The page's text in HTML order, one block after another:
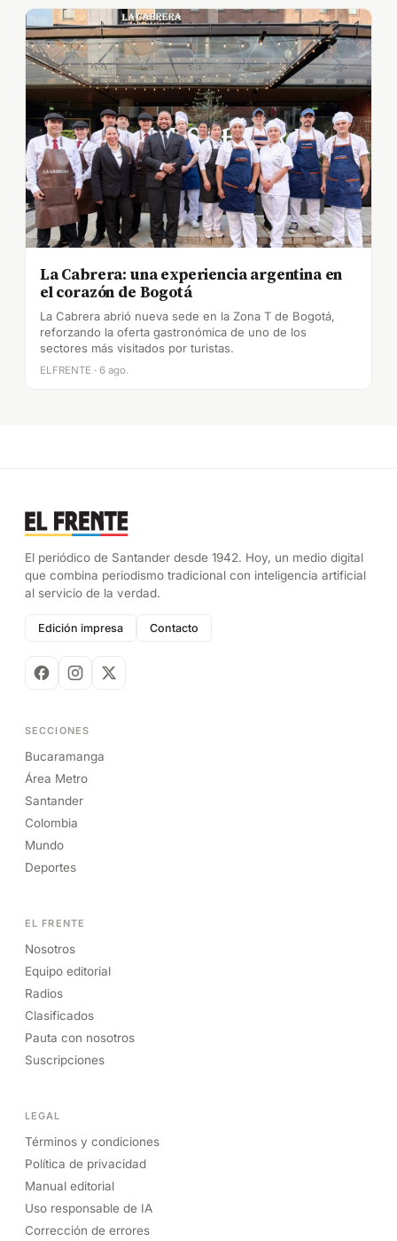
La Cabrera: una experiencia argentina en
el corazón de Bogotá
La Cabrera abrió nueva sede en la Zona T de Bogotá,
reforzando la oferta gastronómica de uno de los
sectores más visitados por turistas.
ELFRENTE · 6 ago.
El periódico de Santander desde 1942. Hoy, un medio digital
que combina periodismo tradicional con inteligencia artificial
al servicio de la verdad.
Edición impresa Contacto
SECCIONES
Bucaramanga
Área Metro
Santander
Colombia
Mundo
Deportes
EL FRENTE
Nosotros
Equipo editorial
Radios
Clasificados
Pauta con nosotros
Suscripciones
LEGAL
Términos y condiciones
Política de privacidad
Manual editorial
Uso responsable de IA
Corrección de errores